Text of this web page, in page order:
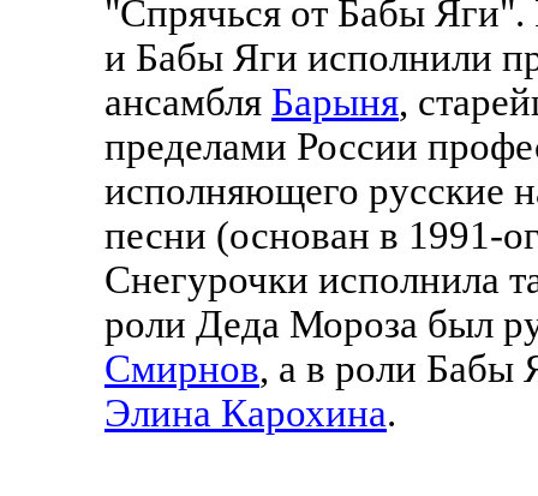
"Спрячься от Бабы
и Бабы Яги исполнили
ансамбля Барыня,
пределами России
исполняющего русские
песни (основан в 1991-
Снегурочки исполнила
роли Деда Мороза был
Смирнов, а в роли Бабы
Элина Карохина.